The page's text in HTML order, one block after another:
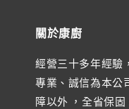
關於康廚
經營三十多年經驗
專業、誠信為本公
障以外 ，全省保